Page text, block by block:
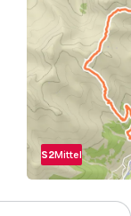
S2Mittel